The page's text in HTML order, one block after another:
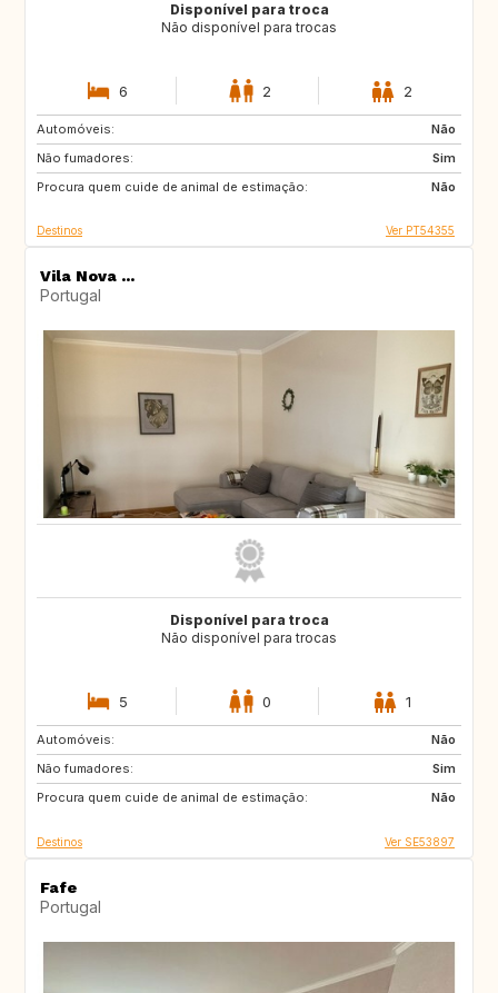
Disponível para troca
Não disponível para trocas
6 2 2
Automóveis:
Não
Não fumadores:
Sim
Procura quem cuide de animal de estimação:
Não
PT
GB
ES
Destinos Ver PT54355
Vila Nova ...
Portugal
Disponível para troca
Não disponível para trocas
5 0 1
Automóveis:
Não
Não fumadores:
Sim
Procura quem cuide de animal de estimação:
Não
CZ
GB
Destinos Ver SE53897
Fafe
Portugal